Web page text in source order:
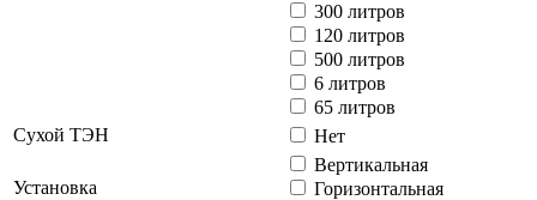
300 литров
120 литров
500 литров
6 литров
65 литров
Сухой ТЭН
Нет
Установка
Вертикальная
Горизонтальная